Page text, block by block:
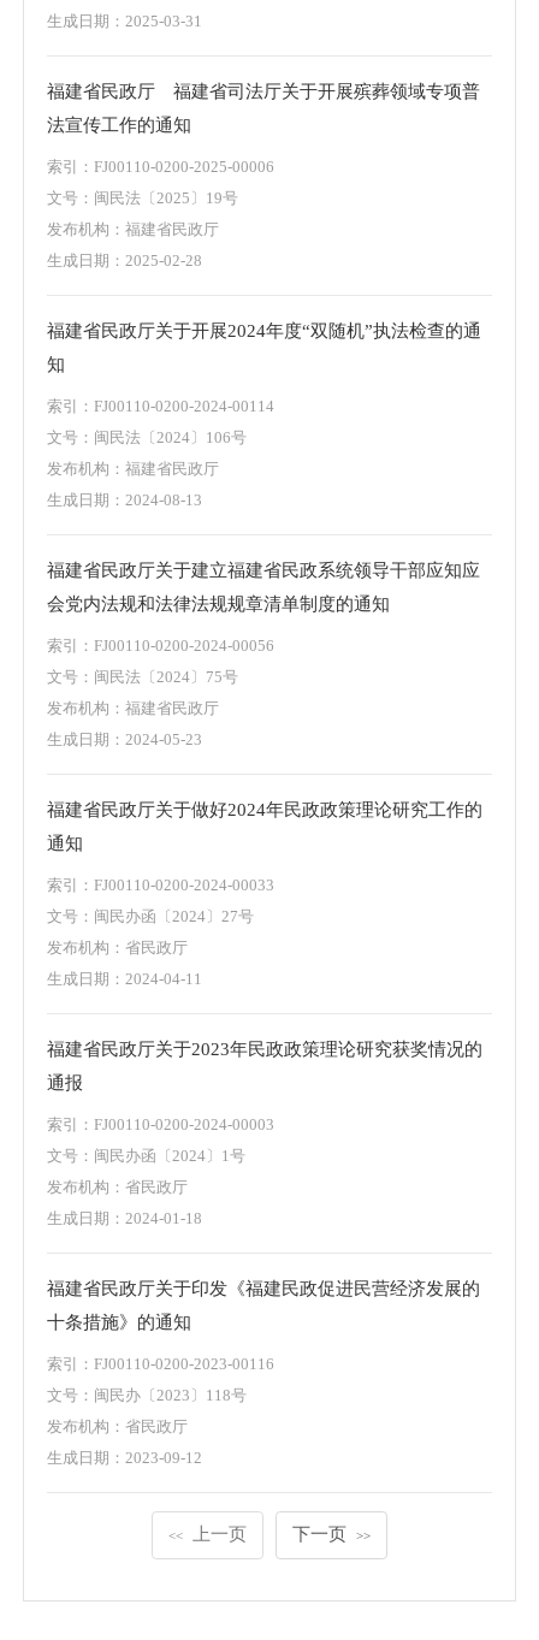
生成日期： 2025-03-31
福建省民政厅 福建省司法厅关于开展殡葬领域专项普
法宣传工作的通知
索引： FJ00110-0200-2025-00006
文号： 闽民法〔2025〕19号
发布机构： 福建省民政厅
生成日期： 2025-02-28
福建省民政厅关于开展2024年度“双随机”执法检查的通
知
索引： FJ00110-0200-2024-00114
文号： 闽民法〔2024〕106号
发布机构： 福建省民政厅
生成日期： 2024-08-13
福建省民政厅关于建立福建省民政系统领导干部应知应
会党内法规和法律法规规章清单制度的通知
索引： FJ00110-0200-2024-00056
文号： 闽民法〔2024〕75号
发布机构： 福建省民政厅
生成日期： 2024-05-23
福建省民政厅关于做好2024年民政政策理论研究工作的
通知
索引： FJ00110-0200-2024-00033
文号： 闽民办函〔2024〕27号
发布机构： 省民政厅
生成日期： 2024-04-11
福建省民政厅关于2023年民政政策理论研究获奖情况的
通报
索引： FJ00110-0200-2024-00003
文号： 闽民办函〔2024〕1号
发布机构： 省民政厅
生成日期： 2024-01-18
福建省民政厅关于印发《福建民政促进民营经济发展的
十条措施》的通知
索引： FJ00110-0200-2023-00116
文号： 闽民办〔2023〕118号
发布机构： 省民政厅
生成日期： 2023-09-12
<< 上一页 下一页 >>